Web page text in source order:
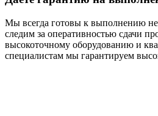
Мы всегда готовы к выполнению
следим за оперативностью сдачи
высокоточному оборудованию и
специалистам мы гарантируем